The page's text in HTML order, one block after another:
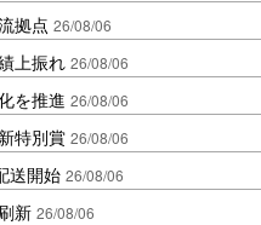
拠点 26/08/06
上振れ 26/08/06
を推進 26/08/06
特別賞 26/08/06
送開始 26/08/06
新 26/08/06